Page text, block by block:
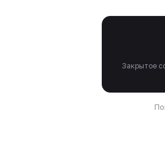
Закрытое